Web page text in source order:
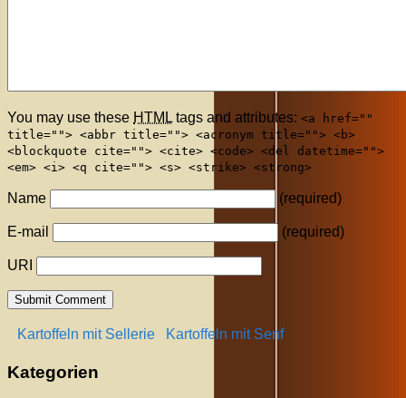
You may use these HTML tags and attributes: <a href=""
title=""> <abbr title=""> <acronym title=""> <b>
<blockquote cite=""> <cite> <code> <del datetime="">
<em> <i> <q cite=""> <s> <strike> <strong>
Name (required)
E-mail (required)
URI
Kartoffeln mit Sellerie Kartoffeln mit Senf
Kategorien